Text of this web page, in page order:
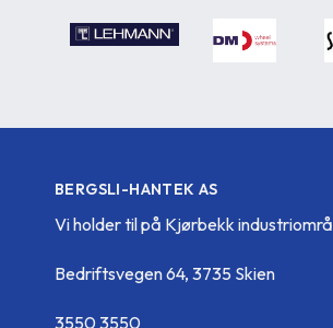
BERGSLI-HANTEK AS
Vi holder til på Kjørbekk
Bedriftsvegen 64, 3735 Skien
3550 3550